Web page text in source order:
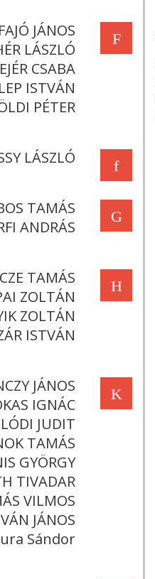
F
FAJÓ JÁNOS
LÁSZLÓ
CSABA
ISTVÁN
PÉTER
f
LÁSZLÓ
G
TAMÁS
ANDRÁS
H
TAMÁS
ZOLTÁN
ZOLTÁN
ISTVÁN
K
JÁNOS
IGNÁC
JUDIT
TAMÁS
GYÖRGY
TIVADAR
VILMOS
JÁNOS
Sándor